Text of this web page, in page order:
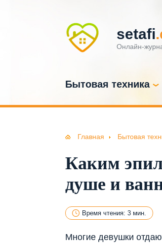
setafi
Онлайн-
Бытовая техника
Главная Бытовая
Каким
душе и
Время чтения: 3 мин.
Многие девушки